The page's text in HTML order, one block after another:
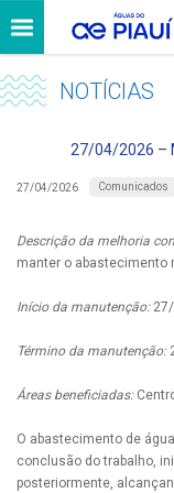
NOTÍCIAS
27/04/2026 –
27/04/2026 Comunicados
Descrição da melhoria
manter o abastecimento
Início da manutenção:27/
Término da manutenção:
Áreas beneficiadas:
O abastecimento de
conclusão do trabalho,
posteriormente,